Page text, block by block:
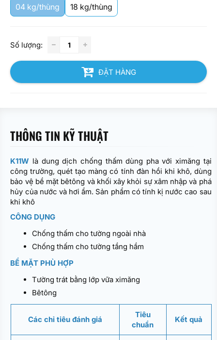
04 kg/thùng 18 kg/thùng
Số lượng:
ĐẶT HÀNG
THÔNG TIN KỸ THUẬT
K11W là dung dịch chống thấm dùng pha với ximăng tại
công trường, quét tạo màng có tính đàn hồi khi khô, dùng
bảo vệ bề mặt bêtông và khối xây khỏi sự xâm nhập và phá
hủy của nước và hơi ẩm. Sản phẩm có tính kị nước cao sau
khi khô
CÔNG DỤNG
Chống thấm cho tường ngoài nhà
Chống thấm cho tường tầng hầm
BỀ MẶT PHÙ HỢP
Tường trát bằng lớp vữa ximăng
Bêtông
Các chỉ tiêu đánh giá
Tiêu
chuẩn
Kết quả